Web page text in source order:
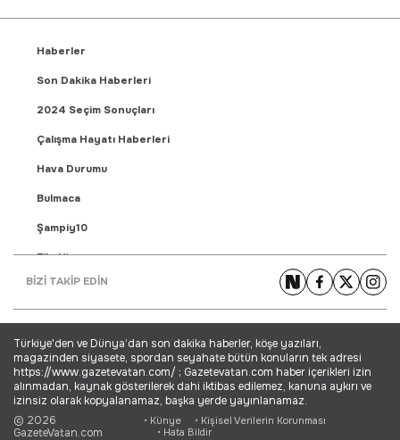
Haberler
Son Dakika Haberleri
2024 Seçim Sonuçları
Çalışma Hayatı Haberleri
Hava Durumu
Bulmaca
Şampiy10
Fikstür
Puan Durumu
Yaşam Haberleri
Ekonomi Haberleri
Dünya Haberleri
Magazin Haberleri
BİZİ TAKİP EDİN
Türkiye'den ve Dünya’dan son dakika haberler, köşe yazıları,
magazinden siyasete, spordan seyahate bütün konuların tek adresi
https://www.gazetevatan.com/ ; Gazetevatan.com haber içerikleri izin
alınmadan, kaynak gösterilerek dahi iktibas edilemez, kanuna aykırı ve
izinsiz olarak kopyalanamaz, başka yerde yayınlanamaz.
© 2026
GazeteVatan.com
• Künye
• Kişisel Verilerin Korunması
• Hata Bildir